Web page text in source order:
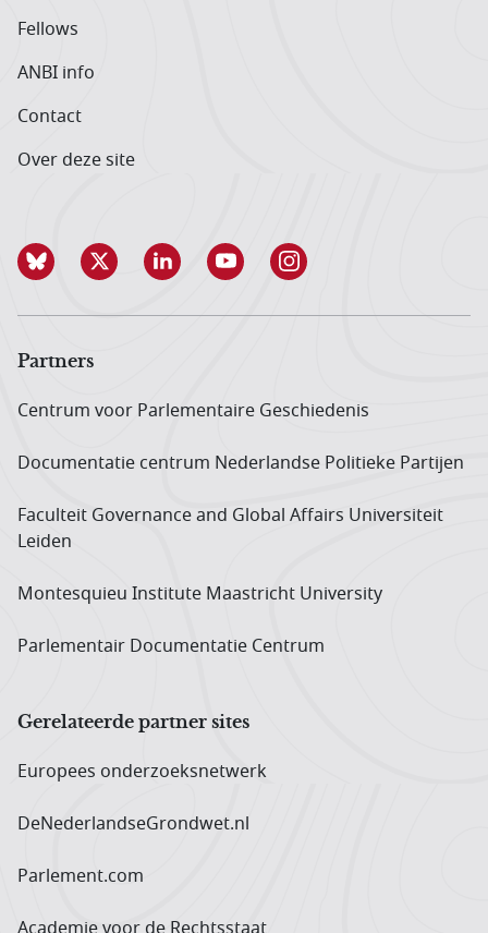
Fellows
ANBI info
Contact
Over deze site
Partners
Centrum voor Parlementaire Geschiedenis
Documentatie centrum Neder­landse Politieke Partijen
Faculteit Governance and Global Affairs Universiteit
Leiden
Montesquieu Institute Maastricht University
Parlementair Documentatie Centrum
Gerelateerde partner sites
Europees onderzoeks­netwerk
DeNederlandseGrondwet.nl
Parlement.com